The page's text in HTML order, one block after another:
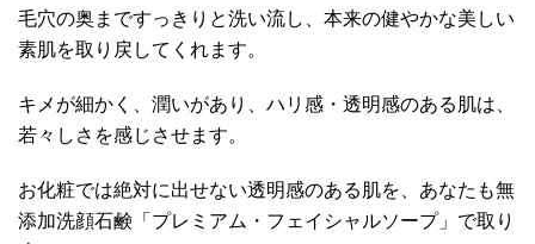
毛穴の奥まですっきりと洗い流し、本来の健やかな美しい
素肌を取り戻してくれます。
キメが細かく、潤いがあり、ハリ感・透明感のある肌は、
若々しさを感じさせます。
お化粧では絶対に出せない透明感のある肌を、あなたも無
添加洗顔石鹸「プレミアム・フェイシャルソープ」で取り